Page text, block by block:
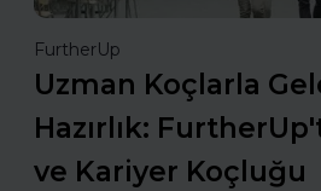
FurtherUp
Uzman Koçlarla
Hazırlık:
ve Kariyer Koçluğu